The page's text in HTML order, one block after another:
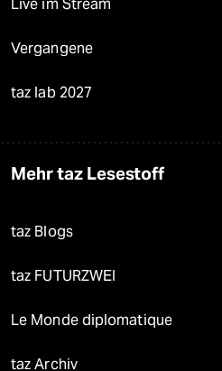
Live im Stream
Vergangene
taz lab 2027
Mehr taz Lesestoff
taz Blogs
taz FUTURZWEI
Le Monde diplomatique
taz Archiv